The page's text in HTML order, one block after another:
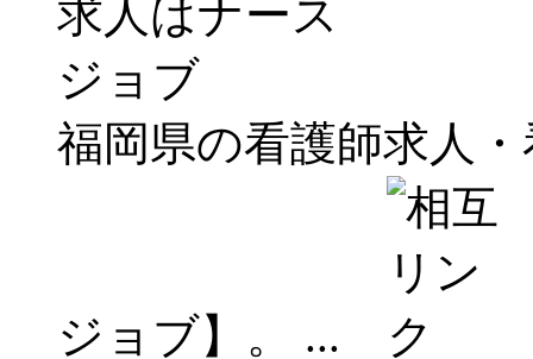
福岡県の看護師求人
ジョブ】。 ...